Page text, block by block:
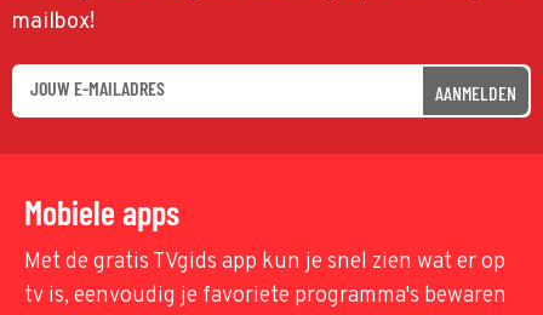
mailbox!
AANMELDEN
Mobiele apps
Met de gratis TVgids app kun je snel zien wat er op
tv is, eenvoudig je favoriete programma's bewaren